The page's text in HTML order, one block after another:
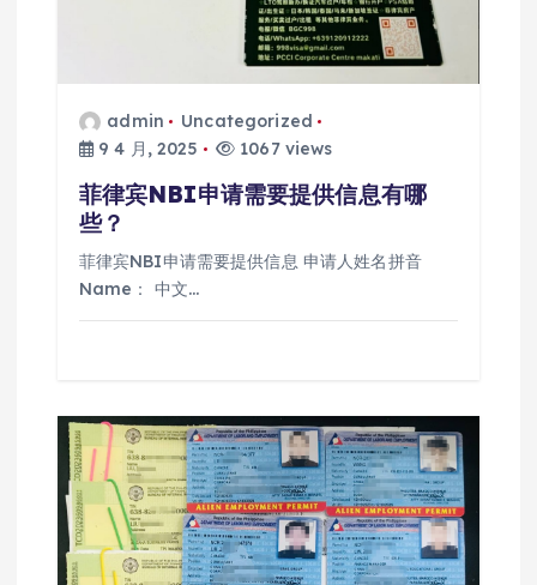
admin
Uncategorized
9 4 月, 2025
1067 views
菲律宾NBI申请需要提供信息有哪
些？
菲律宾NBI申请需要提供信息 申请人姓名拼音
Name： 中文…